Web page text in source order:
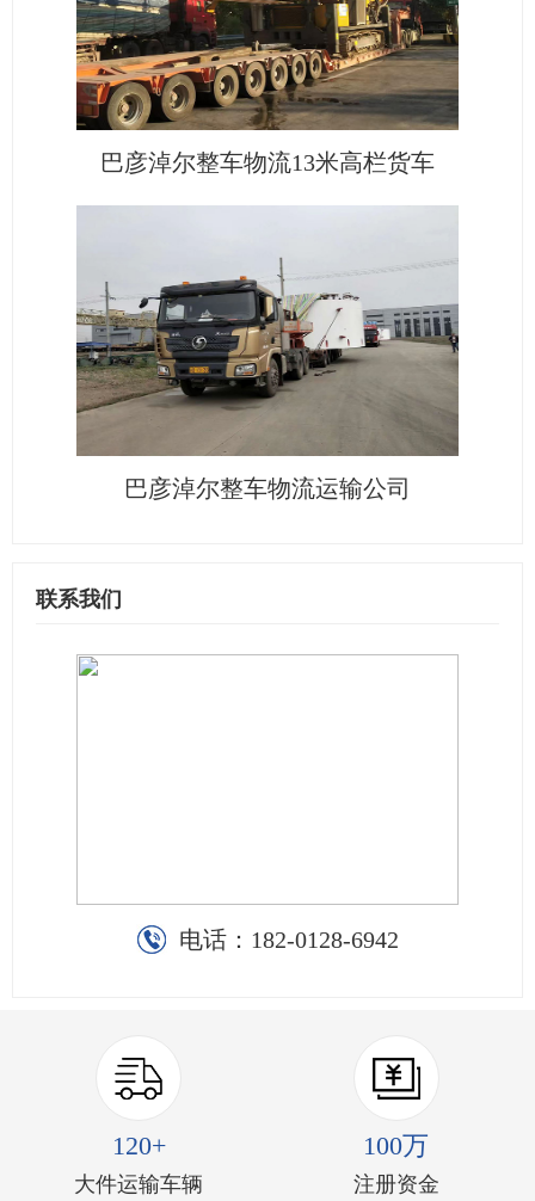
巴彦淖尔整车物流13米高栏货车
巴彦淖尔整车物流运输公司
联系我们
电话： 182-0128-6942
120+
大件运输车辆
100万
注册资金